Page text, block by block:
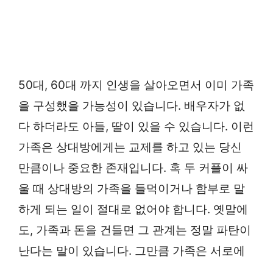
50대, 60대 까지 인생을 살아오면서 이미 가족
을 구성했을 가능성이 있습니다. 배우자가 없
다 하더라도 아들, 딸이 있을 수 있습니다. 이런
가족은 상대방에게는 교제를 하고 있는 당신
만큼이나 중요한 존재입니다. 혹 두 커플이 싸
울 때 상대방의 가족을 들먹이거나 함부로 말
하게 되는 일이 절대로 없어야 합니다. 옛말에
도, 가족과 돈을 건들면 그 관계는 정말 파탄이
난다는 말이 있습니다. 그만큼 가족은 서로에